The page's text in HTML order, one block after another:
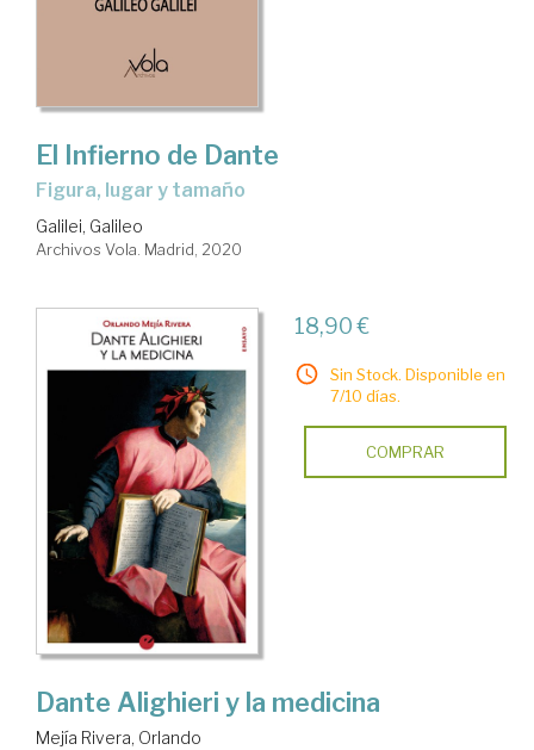
El Infierno de Dante
figura, lugar y tamaño
Galilei, Galileo
Archivos Vola. Madrid, 2020
18,90 €
Sin Stock. Disponible en
7/10 días.
COMPRAR
Dante Alighieri y la medicina
Mejía Rivera, Orlando